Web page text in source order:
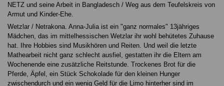
NETZ und seine Arbeit in Bangladesch / Weg aus dem Teufelskreis von
Armut und Kinder-Ehe.
Wetzlar / Netrakona. Anna-Julia ist ein "ganz normales" 13jähriges
Mädchen, das im mittelhessischen Wetzlar ihr wohl behütetes Zuhause
hat. Ihre Hobbies sind Musikhören und Reiten. Und weil die letzte
Mathearbeit nicht ganz schlecht ausfiel, gestatten ihr die Eltern am
Wochenende eine zusätzliche Reitstunde. Trockenes Brot für die
Pferde, Äpfel, ein Stück Schokolade für den kleinen Hunger
zwischendurch und ein wenig Geld für die Limo hinterher sind im